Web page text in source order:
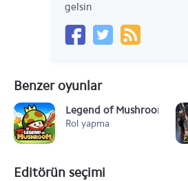
gelsin
Benzer oyunlar
Legend of Mushroom
Rol yapma
Editörün seçimi